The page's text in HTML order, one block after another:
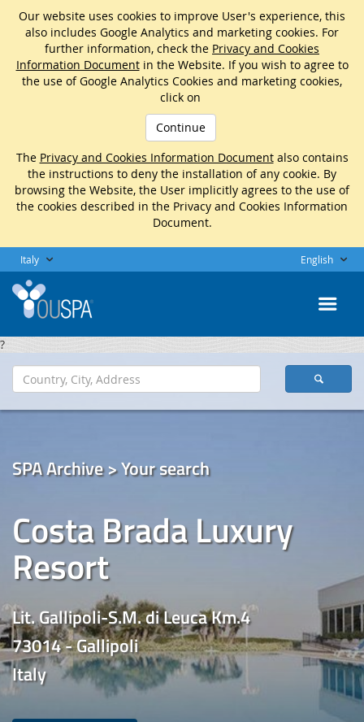
Our website uses cookies to improve User's experience, this
also includes Google Analytics and marketing cookies. For
further information, check the Privacy and Cookies
Information Documentin the Website. If you wish to agree to
the use of Google Analytics Cookies and marketing cookies,
click on
Continue
The Privacy and Cookies Information Documentalso contains
the instructions to deny the installation of any cookie. By
browsing the Website, the User implicitly agrees to the use of
the cookies described in the Privacy and Cookies Information
Document.
Italy English
?
SPA Archive > Your search
Costa Brada Luxury
Resort
Lit. Gallipoli-S.M. di Leuca Km.4
73014 - Gallipoli
Italy